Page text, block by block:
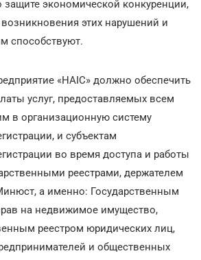
защите экономической конкуренции,
этих нарушений и
способствуют.
«НАІС» должно обеспечить
услуг, предоставляемых всем
в организационную систему
и субъектам
во время доступа и работы
реестрами, держателем
а именно: Государственным
на недвижимое имущество,
реестром юридических лиц,
и общественных